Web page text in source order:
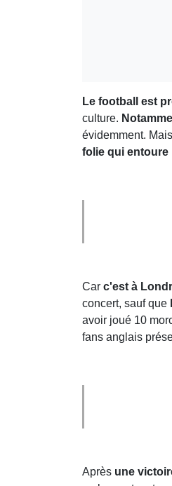
Le football est
culture.
évidemment.
folie qui entoure
Car c'est à
concert, sauf que
avoir joué 10
fans anglais
Après une